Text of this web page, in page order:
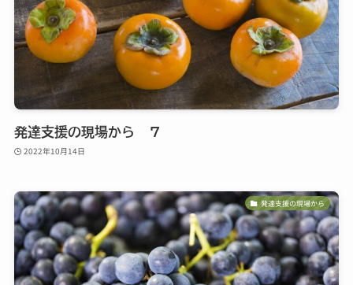
発達支援の現場から ７
2022年10月14日
発達支援の現場から